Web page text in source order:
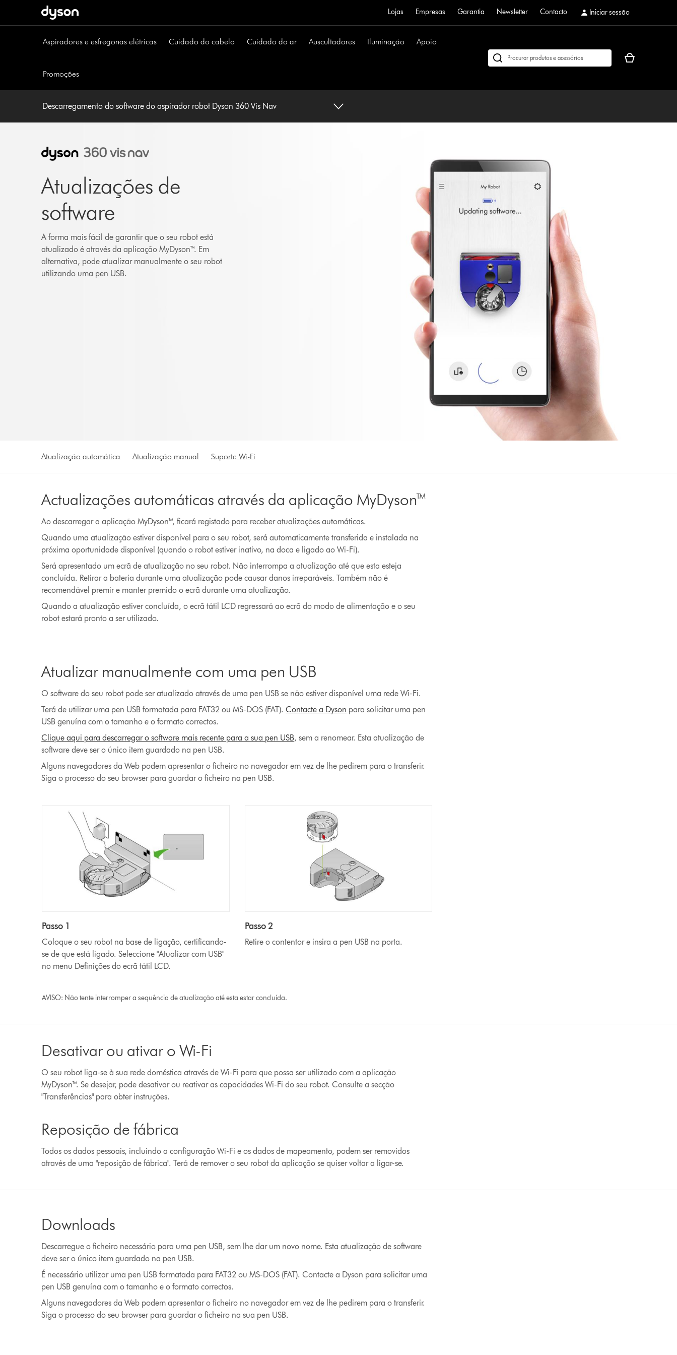
Lojas Empresas Garantia Newsletter Contacto Iniciar sessão
Aspiradores e esfregonas elétricas Cuidado do cabelo Cuidado do ar Auscultadores Iluminação Apoio
Promoções
Pesquisar
O
de
Descarregamento do software do aspirador robot Dyson 360 Vis Nav
Atualizações de
software
A forma mais fácil de garantir que o seu robot está
atualizado é através da aplicação MyDyson™. Em
alternativa, pode atualizar manualmente o seu robot
utilizando uma pen USB.
Atualização automática Atualização manual Suporte Wi-Fi
Actualizações automáticas através da aplicação MyDyson™
Ao descarregar a aplicação MyDyson™, ficará registado para receber atualizações automáticas.
Quando uma atualização estiver disponível para o seu robot, será automaticamente transferida e instalada na
próxima oportunidade disponível (quando o robot estiver inativo, na doca e ligado ao Wi-Fi).
Será apresentado um ecrã de atualização no seu robot. Não interrompa a atualização até que esta esteja
concluída. Retirar a bateria durante uma atualização pode causar danos irreparáveis. Também não é
recomendável premir e manter premido o ecrã durante uma atualização.
Quando a atualização estiver concluída, o ecrã tátil LCD regressará ao ecrã do modo de alimentação e o seu
robot estará pronto a ser utilizado.
Atualizar manualmente com uma pen USB
O software do seu robot pode ser atualizado através de uma pen USB se não estiver disponível uma rede Wi-Fi.
Terá de utilizar uma pen USB formatada para FAT32 ou MS-DOS (FAT).Contacte a Dyson para solicitar uma pen
USB genuína com o tamanho e o formato correctos.
Clique aqui para descarregar o software mais recente para a sua pen USB, sem a renomear. Esta atualização de
software deve ser o único item guardado na pen USB.
Alguns navegadores da Web podem apresentar o ficheiro no navegador em vez de lhe pedirem para o transferir.
Siga o processo do seu browser para guardar o ficheiro na pen USB.
Passo 1
Coloque o seu robot na base de ligação, certificando-
se de que está ligado. Seleccione "Atualizar com USB"
no menu Definições do ecrã tátil LCD.
Passo 2
Retire o contentor e insira a pen USB na porta.
AVISO: Não tente interromper a sequência de atualização até esta estar concluída.
Desativar ou ativar o Wi-Fi
O seu robot liga-se à sua rede doméstica através de Wi-Fi para que possa ser utilizado com a aplicação
MyDyson™. Se desejar, pode desativar ou reativar as capacidades Wi-Fi do seu robot. Consulte a secção
"Transferências" para obter instruções.
Reposição de fábrica
Todos os dados pessoais, incluindo a configuração Wi-Fi e os dados de mapeamento, podem ser removidos
através de uma "reposição de fábrica". Terá de remover o seu robot da aplicação se quiser voltar a ligar-se.
Downloads
Descarregue o ficheiro necessário para uma pen USB, sem lhe dar um novo nome. Esta atualização de software
deve ser o único item guardado na pen USB.
É necessário utilizar uma pen USB formatada para FAT32 ou MS-DOS (FAT). Contacte a Dyson para solicitar uma
pen USB genuína com o tamanho e o formato correctos.
Alguns navegadores da Web podem apresentar o ficheiro no navegador em vez de lhe pedirem para o transferir.
Siga o processo do seu browser para guardar o ficheiro na sua pen USB.